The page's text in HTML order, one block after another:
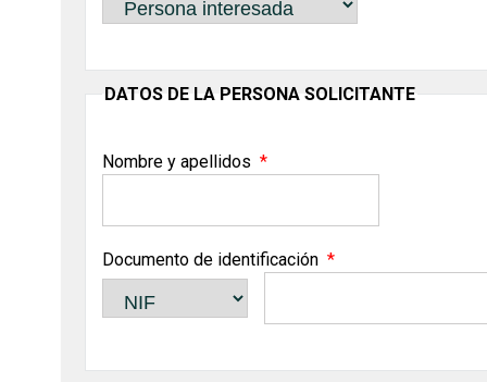
DATOS DE LA PERSONA SOLICITANTE
Nombre y apellidos
Documento de identificación